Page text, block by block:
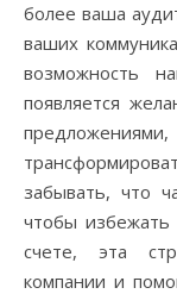
более ваша
ваших
возможность
появляется
забывать, что
чтобы избежать
счете, эта
компании и